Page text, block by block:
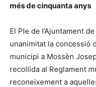
més de cinquanta anys
El Ple de l’Ajuntament
unanimitat la concessió
municipi a Mossèn
recollida al Reglament
reconeixement a